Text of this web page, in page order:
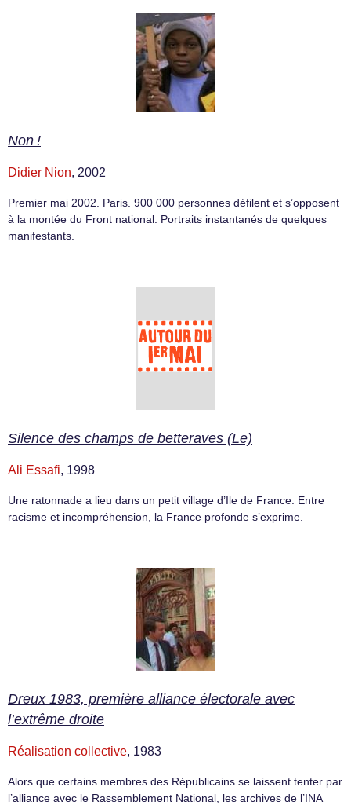
Non !
Didier Nion, 2002
Premier mai 2002. Paris. 900 000 personnes défilent et s’opposent
à la montée du Front national. Portraits instantanés de quelques
manifestants.
Silence des champs de betteraves (Le)
Ali Essafi, 1998
Une ratonnade a lieu dans un petit village d’Ile de France. Entre
racisme et incompréhension, la France profonde s’exprime.
Dreux 1983, première alliance électorale avec
l’extrême droite
Réalisation collective, 1983
Alors que certains membres des Républicains se laissent tenter par
l’alliance avec le Rassemblement National, les archives de l’INA